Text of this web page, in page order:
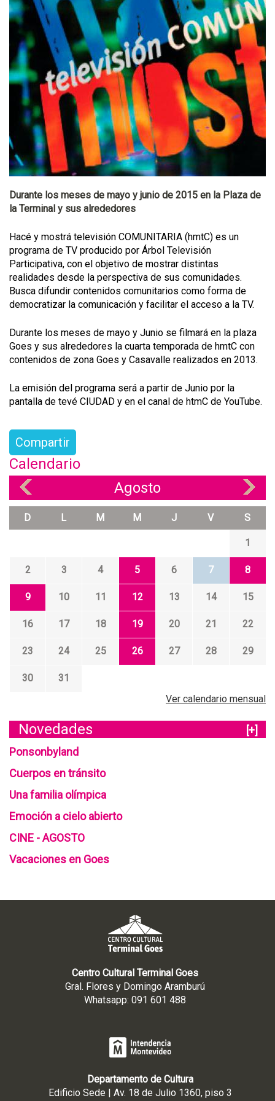
Durante los meses de mayo y junio de 2015 en la Plaza de
la Terminal y sus alrededores
Hacé y mostrá televisión COMUNITARIA (hmtC) es un
programa de TV producido por Árbol Televisión
Participativa, con el objetivo de mostrar distintas
realidades desde la perspectiva de sus comunidades.
Busca difundir contenidos comunitarios como forma de
democratizar la comunicación y facilitar el acceso a la TV.
Durante los meses de mayo y Junio se filmará en la plaza
Goes y sus alrededores la cuarta temporada de hmtC con
contenidos de zona Goes y Casavalle realizados en 2013.
La emisión del programa será a partir de Junio por la
pantalla de tevé CIUDAD y en el canal de htmC de YouTube.
Compartir
Calendario
Agosto
D L M M J V S
1
2 3 4 5 6 7 8
9 10 11 12 13 14 15
16 17 18 19 20 21 22
23 24 25 26 27 28 29
30
31
Ver calendario mensual
Novedades
[+]
Ponsonbyland
Cuerpos en tránsito
Una familia olímpica
Emoción a cielo abierto
CINE - AGOSTO
Vacaciones en Goes
Centro Cultural Terminal Goes
Gral. Flores y Domingo Aramburú
Whatsapp: 091 601 488
Departamento de Cultura
Edificio Sede | Av. 18 de Julio 1360, piso 3